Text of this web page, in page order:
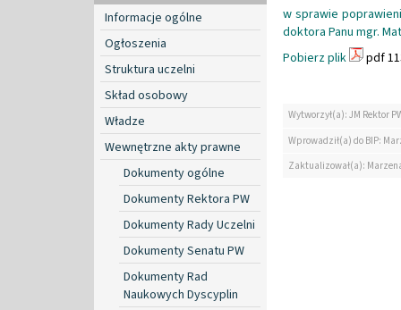
Informacje ogólne
Ogłoszenia
Struktura uczelni
Skład osobowy
Władze
Wewnętrzne akty prawne
Dokumenty ogólne
Dokumenty Rektora PW
Dokumenty Rady Uczelni
Dokumenty Senatu PW
Dokumenty Rad
Naukowych Dyscyplin
w sprawie
doktora Panu mgr.
Pobierz plik
pdf
Wytworzył(a): JM Rektor
Wprowadził(a) do BIP:
Zaktualizował(a):